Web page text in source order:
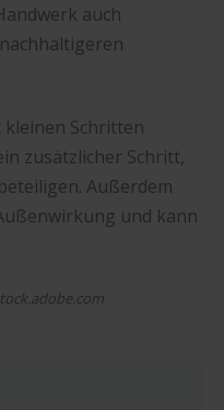
auch
Schritten
zusätzlicher Schritt,
Außerdem
und kann